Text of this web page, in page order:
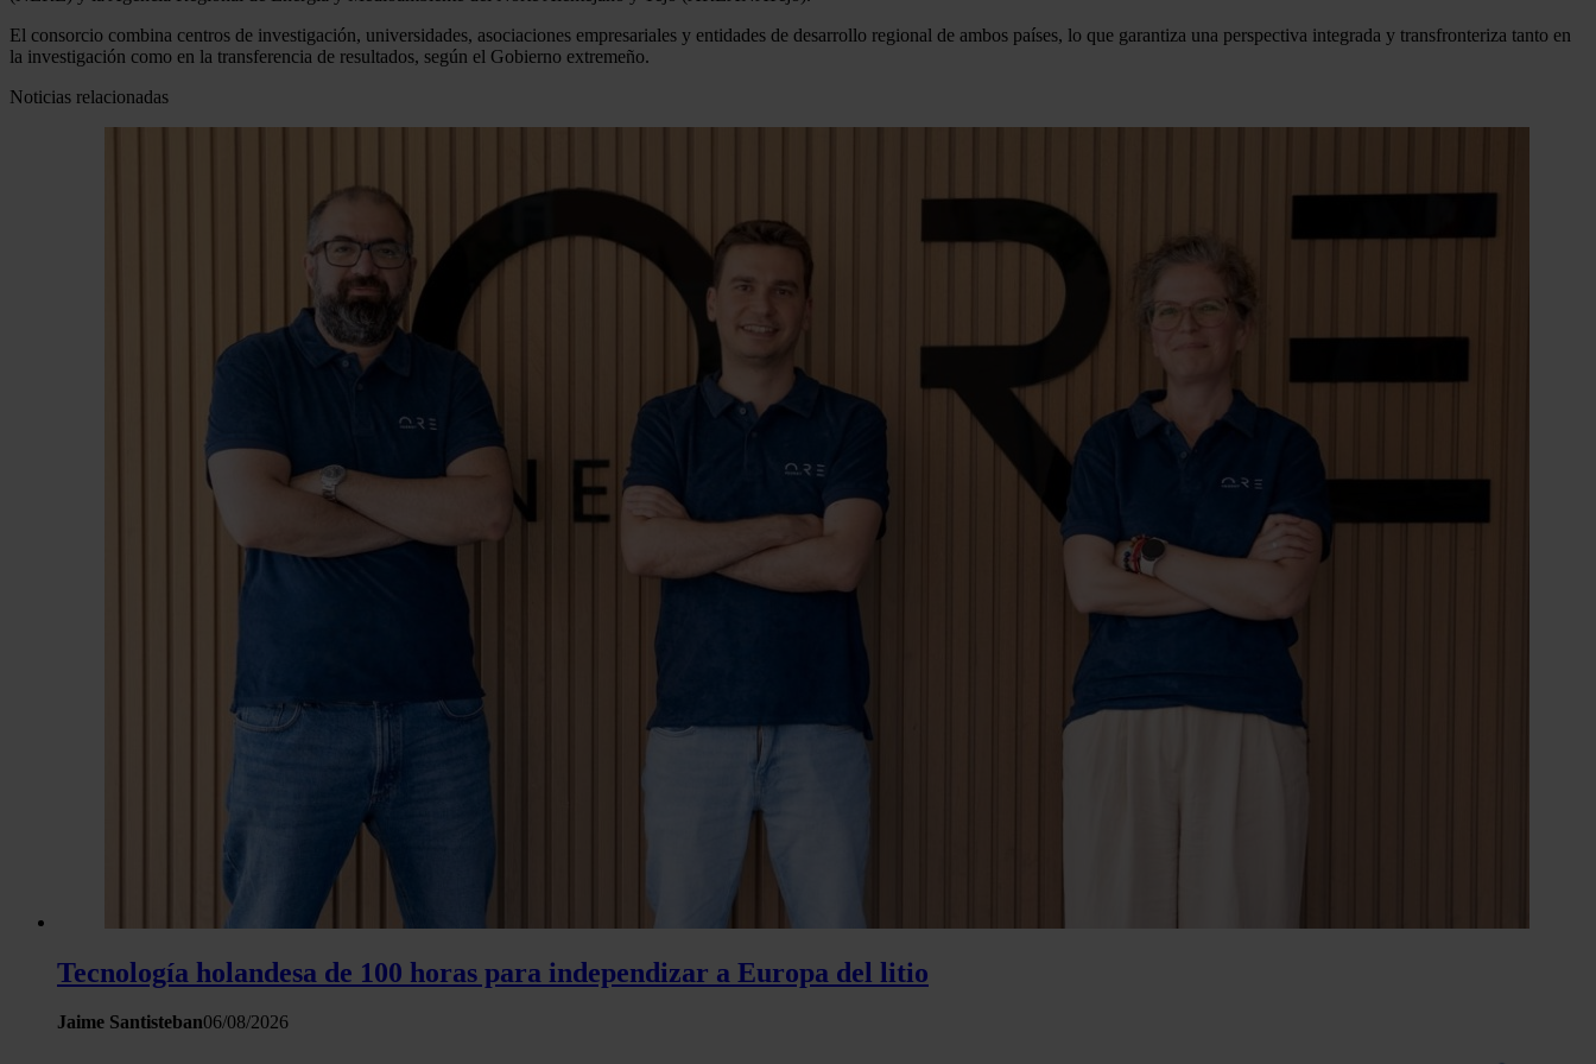
El consorcio combina centros de investigación, universidades, asociaciones empresariales y entidades de desarrollo regional de ambos países, lo que garantiza una perspectiva integrada y transfronteriza tanto en
la investigación como en la transferencia de resultados, según el Gobierno extremeño.
Noticias relacionadas
Tecnología holandesa de 100 horas para independizar a Europa del litio
Jaime Santisteban06/08/2026